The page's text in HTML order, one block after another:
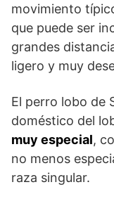
movimiento
que puede ser
grandes
ligero y muy
El perro lobo de
doméstico del
muy especial,
no menos
raza singular.